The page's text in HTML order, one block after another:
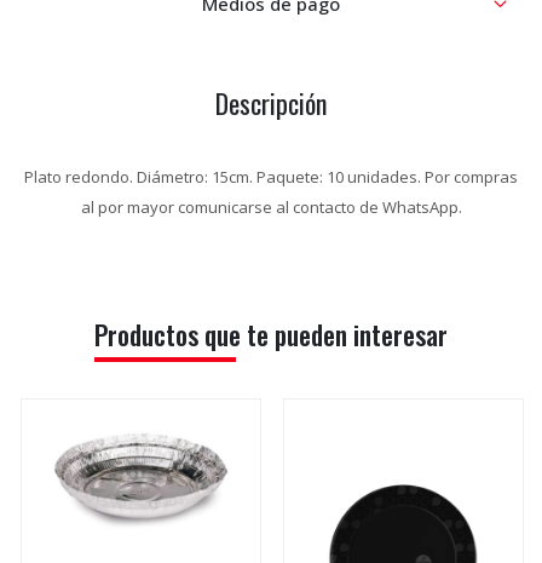
Descripción
Plato redondo. Diámetro: 15cm. Paquete: 10 unidades. Por compras
al por mayor comunicarse al contacto de WhatsApp.
Productos que te pueden interesar